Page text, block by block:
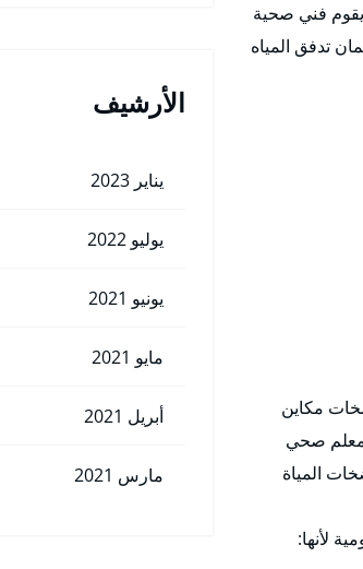
فني صحية
تدفق المياه
معلم صحي
المياة
لأنها:
الأرشيف
يناير 2023
يوليو 2022
يونيو 2021
مايو 2021
أبريل 2021
مارس 2021